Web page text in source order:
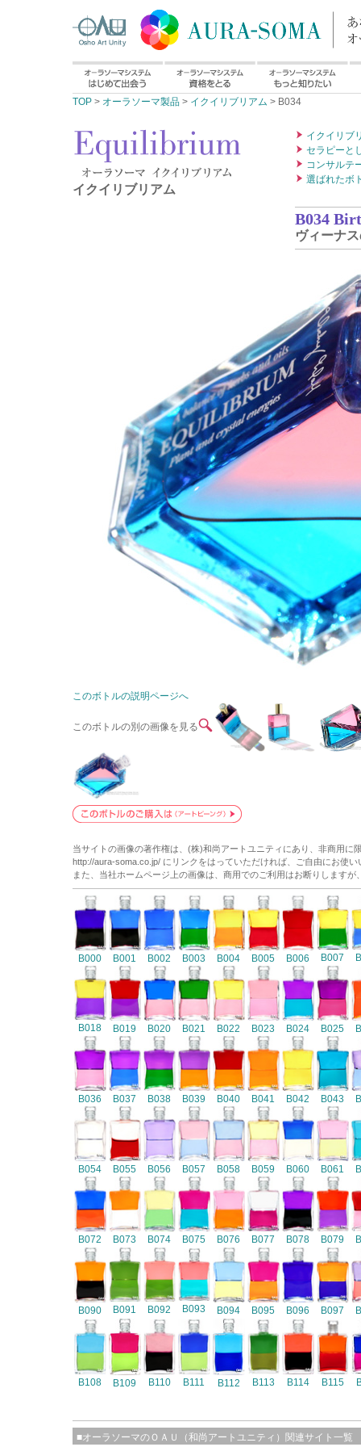
TOP > オーラソーマ製品 > イクイリブリアム > B034
イクイリブリアム
イクイリブ
セラピーと
コンサルテ
選ばれたボ
B034
ヴィーナ
このボトルの説明ページへ
このボトルの別の画像を見る
当サイトの画像の著作権は、(株)和尚アートユニティにあり、非商用
http://aura-soma.co.jp/ にリンクをはっていただければ、ご自由にお使い
また、当社ホームページ上の画像は、商用でのご利用はお断りします
B000 B001 B002 B003 B004 B005 B006 B007
B018 B019 B020 B021 B022 B023 B024 B025
B036 B037 B038 B039 B040 B041 B042 B043
B054 B055 B056 B057 B058 B059 B060 B061
B072 B073 B074 B075 B076 B077 B078 B079
B090 B091 B092 B093 B094 B095 B096 B097
B108 B109 B110 B111 B112 B113 B114 B115
■オーラソーマのＯＡＵ（和尚アートユニティ）関連サイト一覧